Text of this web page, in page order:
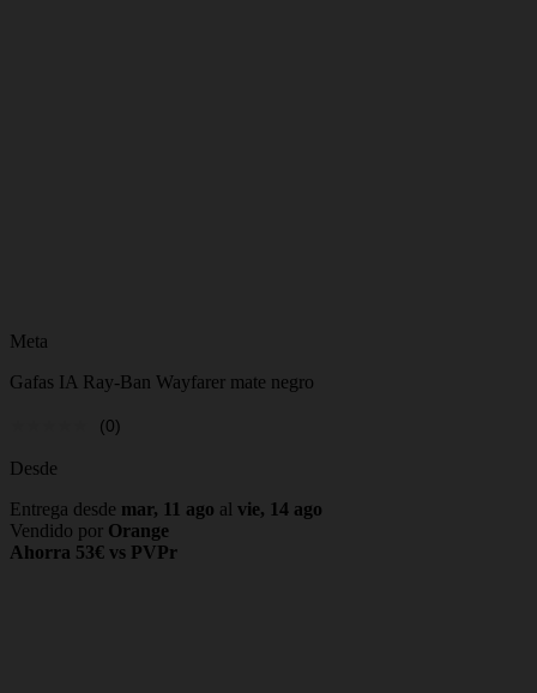
Meta
Gafas IA Ray-Ban Wayfarer mate negro
(0)
Desde
Entrega desde mar, 11 ago al vie, 14 ago
Vendido por Orange
Ahorra 53€ vs PVPr